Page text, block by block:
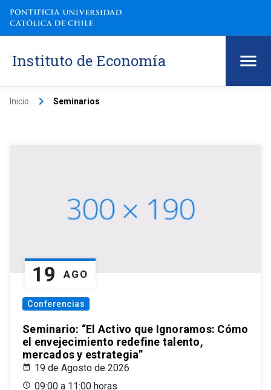
Instituto de Economía
Inicio keyboard_arrow_right Seminarios
19 AGO
Conferencias
Seminario: “El Activo que Ignoramos: Cómo
el envejecimiento redefine talento,
mercados y estrategia”
19 de Agosto de 2026
09:00 a 11:00 horas